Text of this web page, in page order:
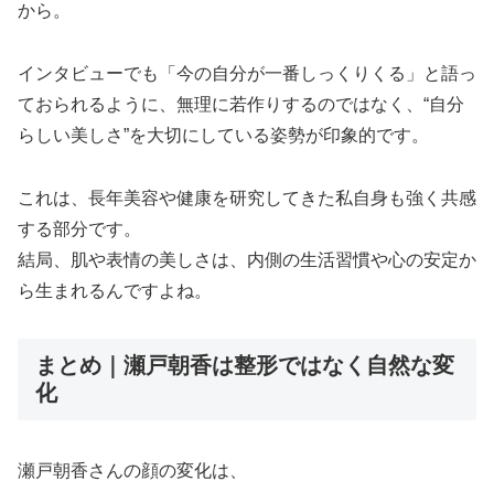
から。
インタビューでも「今の自分が一番しっくりくる」と語っ
ておられるように、無理に若作りするのではなく、“自分
らしい美しさ”を大切にしている姿勢が印象的です。
これは、長年美容や健康を研究してきた私自身も強く共感
する部分です。
結局、肌や表情の美しさは、内側の生活習慣や心の安定か
ら生まれるんですよね。
まとめ｜瀬戸朝香は整形ではなく自然な変
化
瀬戸朝香さんの顔の変化は、